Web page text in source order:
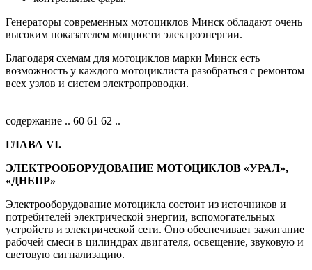
Генераторы современных мотоциклов Минск обладают очень
высоким показателем мощности электроэнергии.
Благодаря схемам для мотоциклов марки Минск есть
возможность у каждого мотоциклиста разобраться с ремонтом
всех узлов и систем электропроводки.
содержание .. 60 61 62 ..
ГЛАВА VI.
ЭЛЕКТРООБОРУДОВАНИЕ МОТОЦИКЛОВ «УРАЛ»,
«ДНЕПР»
Электрооборудование мотоцикла состоит из источников и
потребителей электрической энергии, вспомогательных
устройств и электрической сети. Оно обеспечивает зажигание
рабочей смеси в цилиндрах двигателя, освещение, звуковую и
световую сигнализацию.